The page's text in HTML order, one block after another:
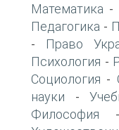
Математика -
Педагогика -
- Право
Психология -
Социология -
науки -
Философия